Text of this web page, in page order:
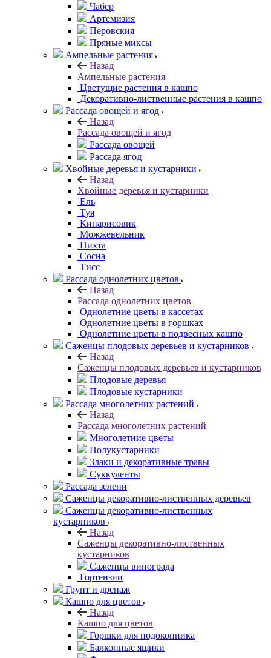
Чабер
Артемизия
Перовския
Пряные миксы
Ампельные растения
Назад
Ампельные растения
Цветущие растения в кашпо
Декоративно-лиственные растения в кашпо
Рассада овощей и ягод
Назад
Рассада овощей и ягод
Рассада овощей
Рассада ягод
Хвойные деревья и кустарники
Назад
Хвойные деревья и кустарники
Ель
Туя
Кипарисовик
Можжевельник
Пихта
Сосна
Тисc
Рассада однолетних цветов
Назад
Рассада однолетних цветов
Однолетние цветы в кассетах
Однолетние цветы в горшках
Однолетние цветы в подвесных кашпо
Саженцы плодовых деревьев и кустарников
Назад
Саженцы плодовых деревьев и кустарников
Плодовые деревья
Плодовые кустарники
Рассада многолетних растений
Назад
Рассада многолетних растений
Многолетние цветы
Полукустарники
Злаки и декоративные травы
Суккуленты
Рассада зелени
Саженцы декоративно-лиственных деревьев
Саженцы декоративно-лиственных
кустарников
Назад
Саженцы декоративно-лиственных
кустарников
Саженцы винограда
Гортензии
Грунт и дренаж
Кашпо для цветов
Назад
Кашпо для цветов
Горшки для подоконника
Балконные ящики